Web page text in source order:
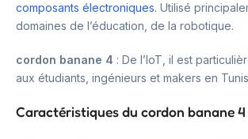
composants électroniques. Utilisé
domaines de l’éducation, de la robotique.
cordon banane 4 : De l’IoT, il est
aux étudiants, ingénieurs et makers en
Caractéristiques du cordon banane 4